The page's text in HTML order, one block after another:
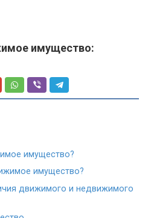
имущество:
имущество?
имущество?
движимого и недвижимого